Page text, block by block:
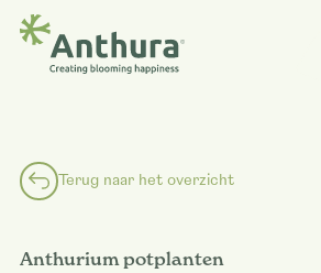
Terug naar het overzicht
Anthurium potplanten